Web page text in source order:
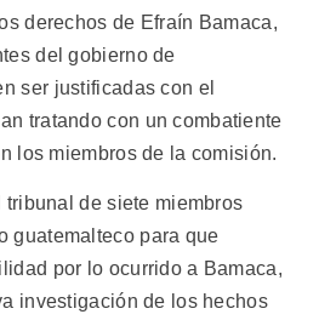
derechos de Efraín Bamaca,
del gobierno de
ser justificadas con el
tratando con un combatiente
los miembros de la comisión.
de siete miembros
guatemalteco para que
por lo ocurrido a Bamaca,
investigación de los hechos